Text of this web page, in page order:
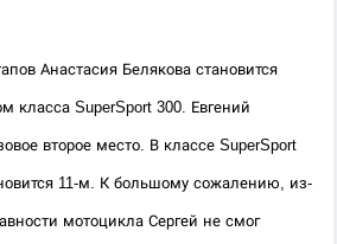
Анастасия Белякова становится
SuperSport 300. Евгений
второе место. В классе SuperSport
11-м. К большому сожалению, из-
мотоцикла Сергей не смог